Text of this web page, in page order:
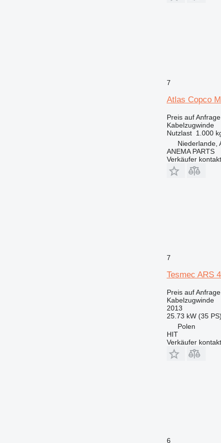
7
Atlas Copco
Preis auf Anfrage
Kabelzugwinde
Nutzlast 1.000
Niederlande,
ANEMA PARTS
Verkäufer
7
Tesmec ARS
Preis auf Anfrage
Kabelzugwinde
2013
25.73 kW (35 PS)
Polen
HIT
Verkäufer
6